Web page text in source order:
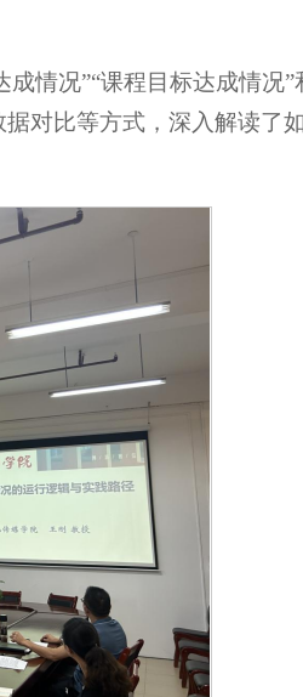
情况”“课程目标达成情况
对比等方式，深入解读了